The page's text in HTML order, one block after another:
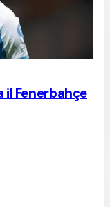
il Fenerbahçe